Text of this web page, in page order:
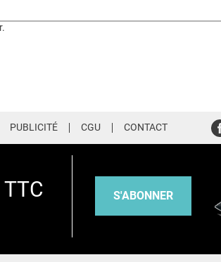
PUBLICITÉ CGU CONTACT
S'ABONNER